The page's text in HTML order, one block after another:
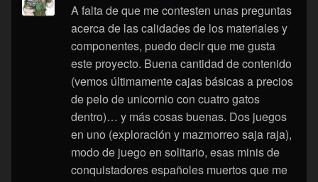
A falta de que me contesten unas preguntas
acerca de las calidades de los materiales y
componentes, puedo decir que me gusta
este proyecto. Buena cantidad de contenido
(vemos últimamente cajas básicas a precios
de pelo de unicornio con cuatro gatos
dentro)… y más cosas buenas. Dos juegos
en uno (exploración y mazmorreo saja raja),
modo de juego en solitario, esas minis de
conquistadores españoles muertos que me